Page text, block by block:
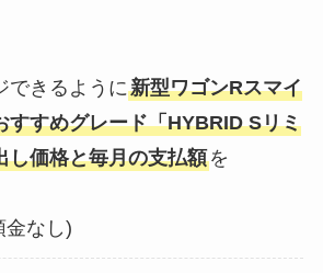
できるように新型ワゴンRスマイ
すすめグレード「HYBRID Sリミ
し価格と毎月の支払額を
金なし)